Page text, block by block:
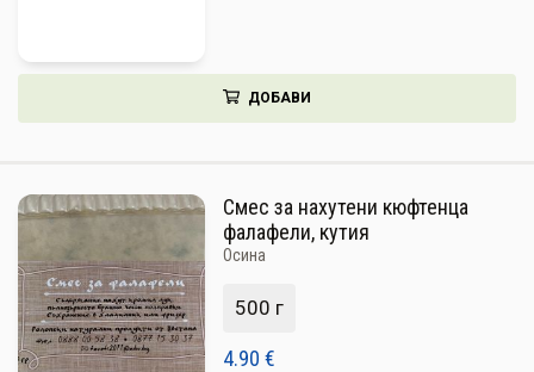
ЗА ГРАДИНАТА
КАЧЕСТВО
УСЛОВИЯ ЗА ПОЛЗВАНЕ
ДОБАВИ
Смес за нахутени кюфтенца
фалафели, кутия
Осина
500 г
4.90 €